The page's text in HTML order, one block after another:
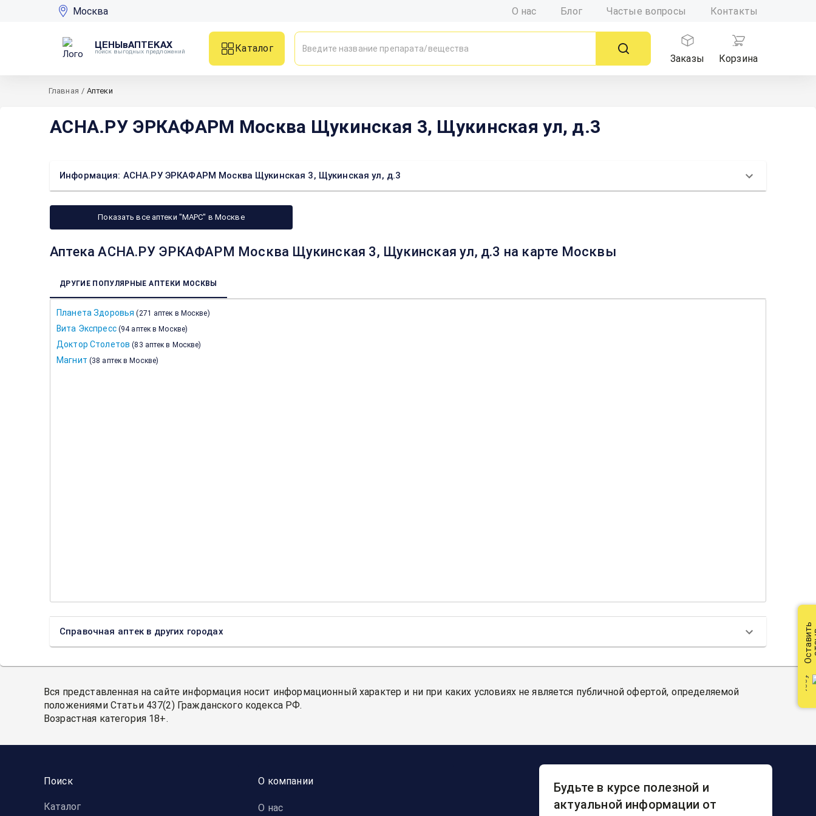
Москва О нас Блог Частые вопросы Контакты
ЦЕНЫвАПТЕКАХ
поиск выгодных предложений
Каталог
Заказы
Корзина
Главная / Аптеки
АСНА.РУ ЭРКАФАРМ Москва Щукинская 3, Щукинская ул, д.3
Информация: АСНА.РУ ЭРКАФАРМ Москва Щукинская 3, Щукинская ул, д.3
Показать все аптеки "МАРС" в Москве
Аптека АСНА.РУ ЭРКАФАРМ Москва Щукинская 3, Щукинская ул, д.3 на карте Москвы
ДРУГИЕ ПОПУЛЯРНЫЕ АПТЕКИ МОСКВЫ
Планета Здоровья (271 аптек в Москве)
Вита Экспресс (94 аптек в Москве)
Доктор Столетов (83 аптек в Москве)
Магнит (38 аптек в Москве)
Справочная аптек в других городах
Вся представленная на сайте информация носит информационный характер и ни при каких условиях не является публичной офертой, определяемой
положениями Статьи 437(2) Гражданского кодекса РФ.
Возрастная категория 18+.
Поиск
Каталог
О компании
О нас
Будьте в курсе полезной и
актуальной информации от
Оставить